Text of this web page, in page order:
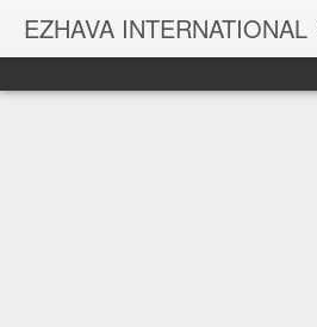
EZHAVA INTERNATIONAL